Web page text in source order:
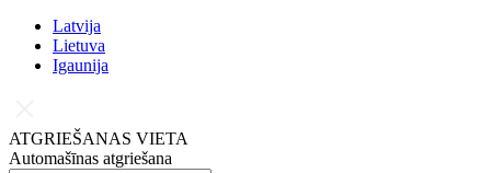
Latvijа
Lietuva
Igaunija
ATGRIEŠANAS VIETA
Automašīnas atgriešana